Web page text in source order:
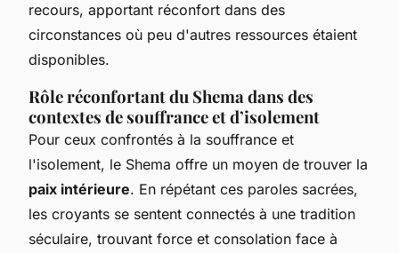
recours, apportant réconfort dans des
circonstances où peu d'autres ressources étaient
disponibles.
Rôle réconfortant du Shema dans des
contextes de souffrance et d’isolement
Pour ceux confrontés à la souffrance et
l'isolement, le Shema offre un moyen de trouver la
paix intérieure. En répétant ces paroles sacrées,
les croyants se sentent connectés à une tradition
séculaire, trouvant force et consolation face à